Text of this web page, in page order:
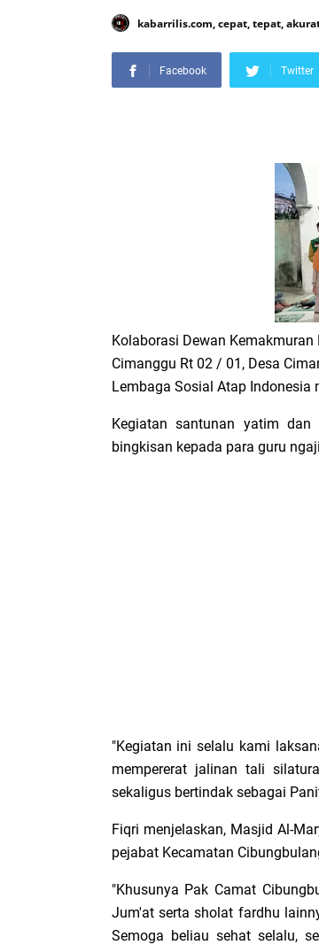
kabarrilis.com, cepat, tepat,
Facebook Twitter
Kolaborasi Dewan
Cimanggu Rt 02 / 01, Desa
Lembaga Sosial Atap
Kegiatan santunan yatim
bingkisan kepada para guru
"Kegiatan ini selalu kami
mempererat jalinan tali
sekaligus bertindak sebagai
Fiqri menjelaskan, Masjid Al-
pejabat Kecamatan
"Khusunya Pak Camat
Jum'at serta sholat fardhu
Semoga beliau sehat selalu,